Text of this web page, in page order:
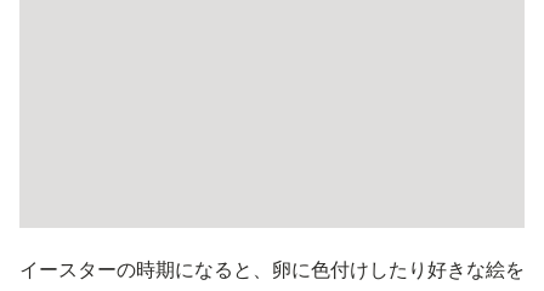
イースターの時期になると、卵に色付けしたり好きな絵を